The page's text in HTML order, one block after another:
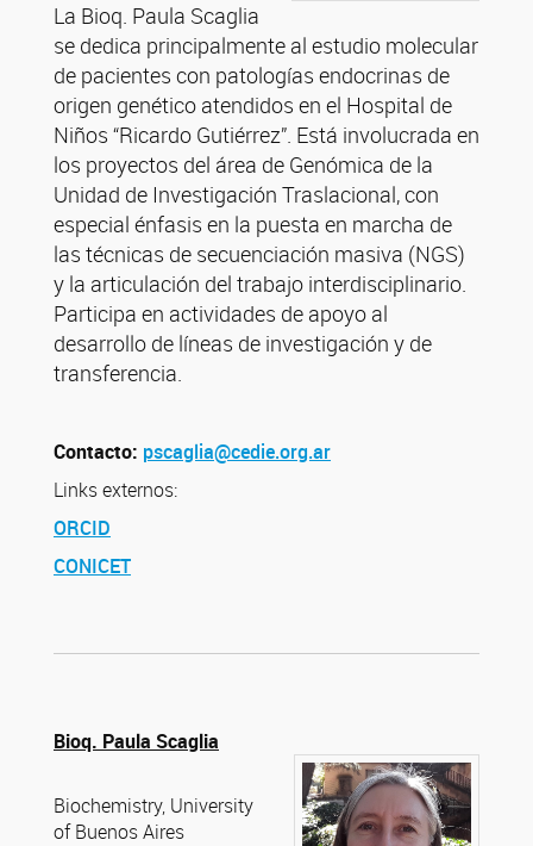
La Bioq. Paula Scaglia
se dedica principalmente al estudio molecular
de pacientes con patologías endocrinas de
origen genético atendidos en el Hospital de
Niños “Ricardo Gutiérrez”. Está involucrada en
los proyectos del área de Genómica de la
Unidad de Investigación Traslacional, con
especial énfasis en la puesta en marcha de
las técnicas de secuenciación masiva (NGS)
y la articulación del trabajo interdisciplinario.
Participa en actividades de apoyo al
desarrollo de líneas de investigación y de
transferencia.
Contacto: pscaglia@cedie.org.ar
Links externos:
ORCID
CONICET
Bioq. Paula Scaglia
Biochemistry, University
of Buenos Aires